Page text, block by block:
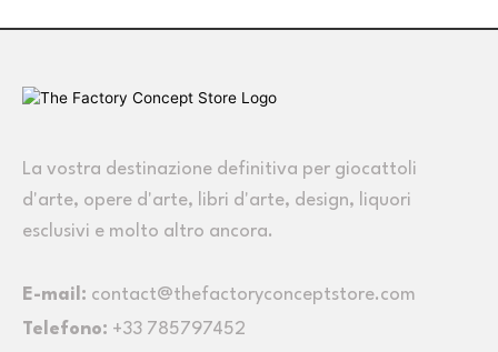
La vostra destinazione definitiva per giocattoli
d'arte, opere d'arte, libri d'arte, design, liquori
esclusivi e molto altro ancora.
E-mail: contact@thefactoryconceptstore.com
Telefono: +33 785797452